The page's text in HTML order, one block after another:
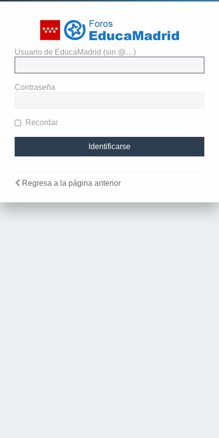
Usuario de EducaMadrid (sin @…)
Contraseña
Recordar
Regresa a la página anterior